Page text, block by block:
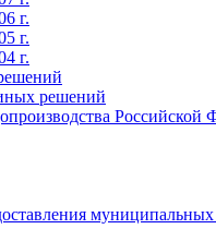
г.
г.
г.
решений
Российской
муниципальных